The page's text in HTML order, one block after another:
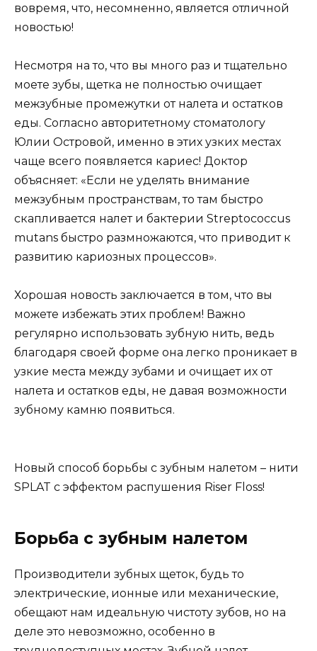
вовремя, что, несомненно, является отличной
новостью!
Несмотря на то, что вы много раз и тщательно
моете зубы, щетка не полностью очищает
межзубные промежутки от налета и остатков
еды. Согласно авторитетному стоматологу
Юлии Островой, именно в этих узких местах
чаще всего появляется кариес! Доктор
объясняет: «Если не уделять внимание
межзубным пространствам, то там быстро
скапливается налет и бактерии Streptococcus
mutans быстро размножаются, что приводит к
развитию кариозных процессов».
Хорошая новость заключается в том, что вы
можете избежать этих проблем! Важно
регулярно использовать зубную нить, ведь
благодаря своей форме она легко проникает в
узкие места между зубами и очищает их от
налета и остатков еды, не давая возможности
зубному камню появиться.
Новый способ борьбы с зубным налетом – нити
SPLAT с эффектом распушения Riser Floss!
Борьба с зубным налетом
Производители зубных щеток, будь то
электрические, ионные или механические,
обещают нам идеальную чистоту зубов, но на
деле это невозможно, особенно в